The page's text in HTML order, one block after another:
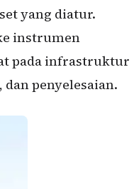
yang diatur.
instrumen
pada infrastruktur
penyelesaian.